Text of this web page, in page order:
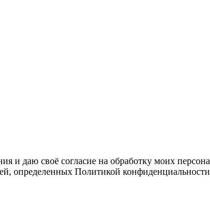
и даю своё согласие на обработку моих
определенных Политикой